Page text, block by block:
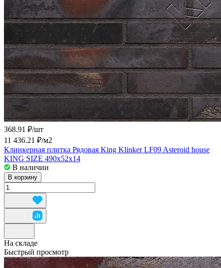
368.91 ₽/шт
11 436.21 ₽/м2
Клинкерная плитка Рядовая King Klinker LF09 Asteroid house
KING SIZE 490x52x14
В наличии
В корзину
На складе
Быстрый просмотр